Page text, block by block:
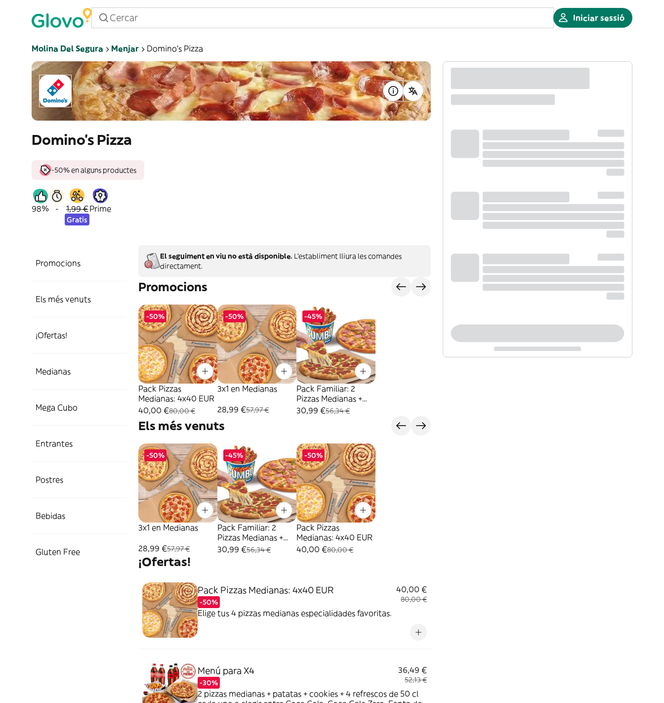
Iniciar sessió
Molina Del Segura Menjar Domino's Pizza
Domino's Pizza
-50% en alguns productes
98% - 1,99 €
Gratis
Prime
Promocions
Els més venuts
¡Ofertas!
Medianas
Mega Cubo
Entrantes
Postres
Bebidas
Gluten Free
El seguiment en viu no està disponible. L'establiment lliura les comandes
directament.
Promocions
-50%
Pack Pizzas
Medianas: 4x40 EUR
40,00 €80,00 €
-50%
3x1 en Medianas
28,99 €57,97 €
-45%
Pack Familiar: 2
Pizzas Medianas +
Mega Cubo
30,99 €56,34 €
Els més venuts
-50%
3x1 en Medianas
28,99 €57,97 €
-45%
Pack Familiar: 2
Pizzas Medianas +
Mega Cubo
30,99 €56,34 €
-50%
Pack Pizzas
Medianas: 4x40 EUR
40,00 €80,00 €
¡Ofertas!
Pack Pizzas Medianas: 4x40 EUR
-50%
40,00 €
80,00 €
Elige tus 4 pizzas medianas especialidades favoritas.
Menú para X4
-30%
36,49 €
52,13 €
2 pizzas medianas + patatas + cookies + 4 refrescos de 50 cl